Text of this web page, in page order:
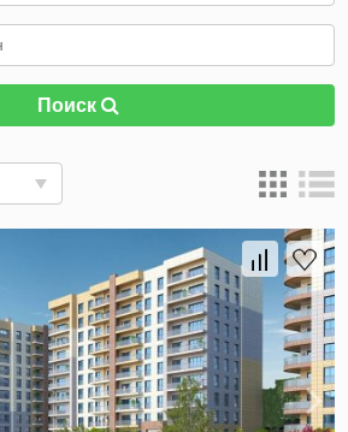
Поиск